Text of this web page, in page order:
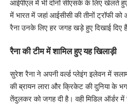
आईपीएल में भी दोनों सीएसके के लिए खेलते हुए
में भारत में जहां आईसीसी की तीनों ट्रॉफी को
रैना उनके लिए हर जगह खड़े हुए दिखाई दिए
रैना की टीम में शामिल हुए यह खिलाड़ी
सुरेश रैना ने अपनी वर्ल्ड प्लेइंग इलेवन में
की ब्रायन लारा और क्रिकेट की दुनिया के
तेंदुलकर को जगह दी है। वही मिडिल ऑर्डर